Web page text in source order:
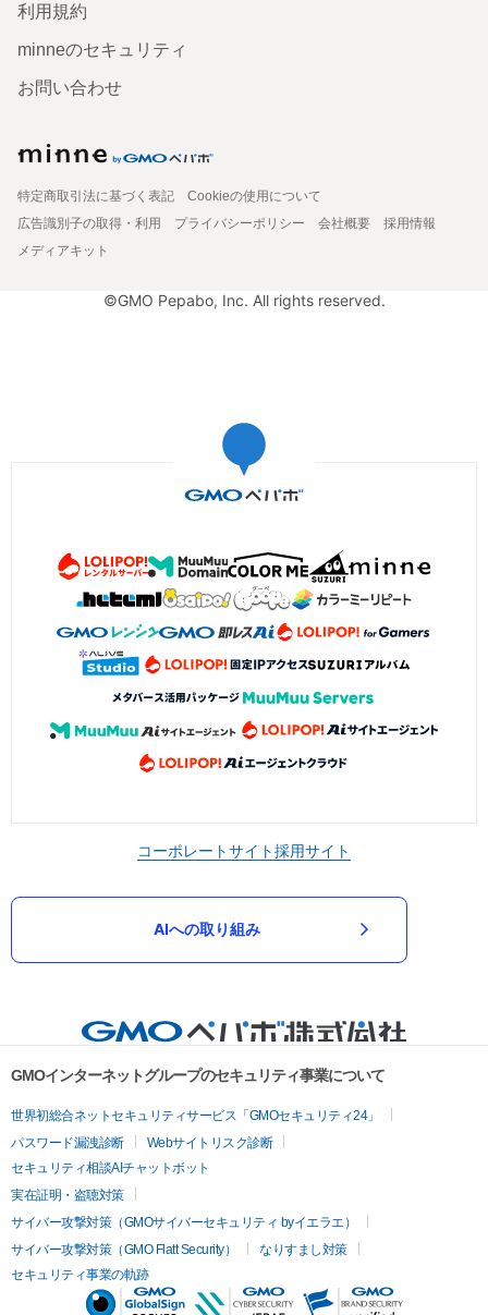
利用規約
minneのセキュリティ
お問い合わせ
特定商取引法に基づく表記
Cookieの使用について
広告識別子の取得・利用
プライバシーポリシー 会社概要
採用情報
メディアキット
©GMO Pepabo, Inc. All rights reserved.
コーポレートサイト採用サイト
AIへの取り組み
GMOインターネットグループのセキュリティ事業について
世界初総合ネットセキュリティサービス「GMOセキュリティ24」
パスワード漏洩診断
Webサイトリスク診断
セキュリティ相談AIチャットボット
実在証明・盗聴対策
サイバー攻撃対策（GMOサイバーセキュリティ byイエラエ）
サイバー攻撃対策（GMO Flatt Security）
なりすまし対策
セキュリティ事業の軌跡